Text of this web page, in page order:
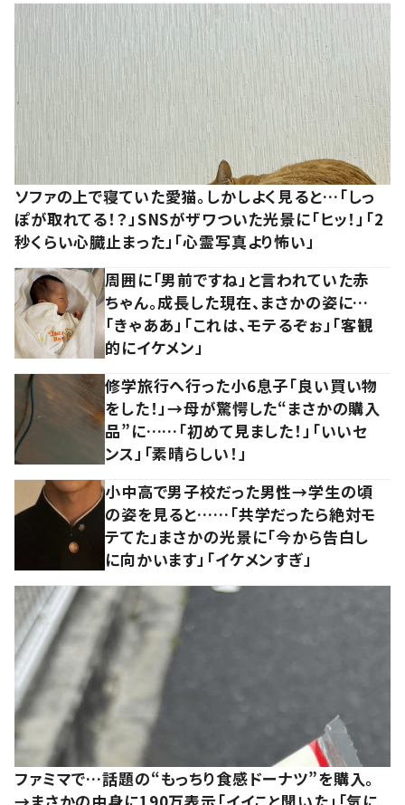
ソファの上で寝ていた愛猫。しかしよく見ると…「しっ
ぽが取れてる！？」SNSがザワついた光景に「ヒッ！」「2
秒くらい心臓止まった」「心霊写真より怖い」
周囲に「男前ですね」と言われていた赤
ちゃん。成長した現在、まさかの姿に…
「きゃああ」「これは、モテるぞぉ」「客観
的にイケメン」
修学旅行へ行った小6息子「良い買い物
をした！」→母が驚愕した“まさかの購入
品”に……「初めて見ました！」「いいセ
ンス」「素晴らしい！」
小中高で男子校だった男性→学生の頃
の姿を見ると……「共学だったら絶対モ
テてた」まさかの光景に「今から告白し
に向かいます」「イケメンすぎ」
ファミマで…話題の“もっちり食感ドーナツ”を購入。